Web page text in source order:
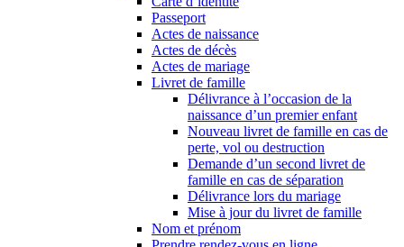
Passeport
Actes de naissance
Actes de décès
Actes de mariage
Livret de famille
Délivrance à l’occasion de la
naissance d’un premier enfant
Nouveau livret de famille en cas de
perte, vol ou destruction
Demande d’un second livret de
famille en cas de séparation
Délivrance lors du mariage
Mise à jour du livret de famille
Nom et prénom